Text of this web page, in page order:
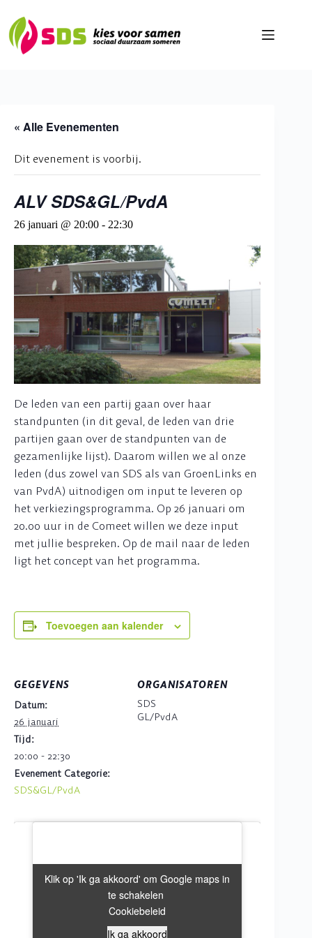
naar
de
inhoud
« Alle Evenementen
Dit evenement is voorbij.
ALV SDS&GL/PvdA
26 januari @ 20:00 - 22:30
De leden van een partij gaan over haar
standpunten (in dit geval, de leden van drie
partijen gaan over de standpunten van de
gezamenlijke lijst). Daarom willen we al onze
leden (dus zowel van SDS als van GroenLinks en
van PvdA) uitnodigen om input te leveren op
het verkiezingsprogramma. Op 26 januari om
20.00 uur in de Comeet willen we deze input
met jullie bespreken. Op de mail naar de leden
ligt het concept van het programma.
Toevoegen aan kalender
GEGEVENS
Datum:
26 januari
Tijd:
20:00 - 22:30
Evenement Categorie:
SDS&GL/PvdA
ORGANISATOREN
SDS
GL/PvdA
Klik op 'Ik ga akkoord' om Google maps in
te schakelen
Cookiebeleid
Ik ga akkoord
Klik op 'Ik ga akkoord' om Google maps in
te schakelen
Cookiebeleid
Ik ga akkoord